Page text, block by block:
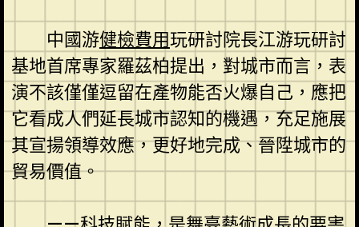
中國游健檢費用玩研討院長江游玩研討
基地首席專家羅茲柏提出，對城市而言，表
演不該僅僅逗留在產物能否火爆自己，應把
它看成人們延長城市認知的機遇，充足施展
其宣揚領導效應，更好地完成、晉陞城市的
貿易價值。